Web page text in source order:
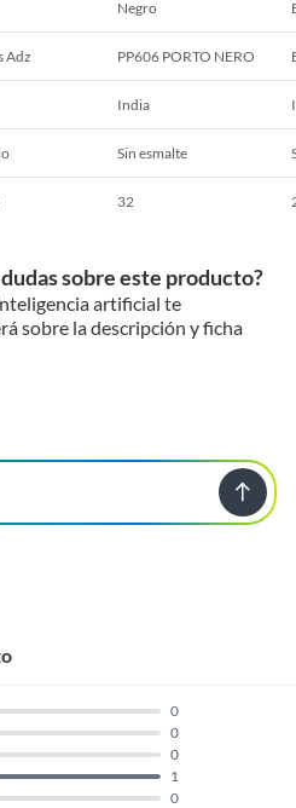
Cuadrada
Pamesa
Negro
Adz PP606 PORTO NERO
India
Sin esmalte
32
sobre este producto?
artificial te
sobre la descripción y ficha
0
1
0
0
0